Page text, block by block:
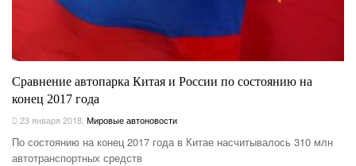
Сравнение автопарка Китая и России по состоянию на
конец 2017 года
23 января 2018 Мировые автоновости
По состоянию на конец 2017 года в Китае насчитывалось 310 млн
автотранспортных средств